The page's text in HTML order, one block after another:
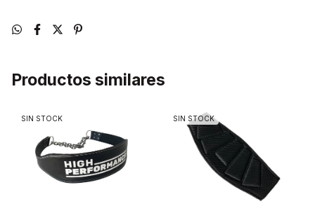
Productos similares
SIN STOCK SIN STOCK